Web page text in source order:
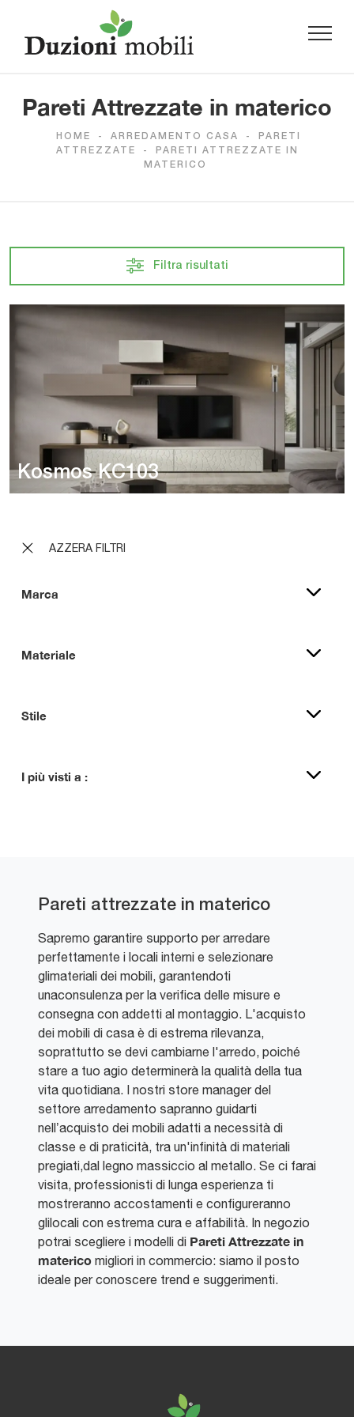
Pareti Attrezzate in materico
HOME - ARREDAMENTO CASA -
PARETI
ATTREZZATE
-
PARETI ATTREZZATE IN
MATERICO
AZZERA FILTRI
Marca
Materiale
Stile
I più visti a :
Filtra risultati
Kosmos KC103
Pareti attrezzate in materico
Sapremo garantire supporto per arredare
perfettamente i locali interni e selezionare
glimateriali dei mobili, garantendoti
unaconsulenza per la verifica delle misure e
consegna con addetti al montaggio. L'acquisto
dei mobili di casa è di estrema rilevanza,
soprattutto se devi cambiarne l'arredo, poiché
stare a tuo agio determinerà la qualità della tua
vita quotidiana. I nostri store manager del
settore arredamento sapranno guidarti
nell’acquisto dei mobili adatti a necessità di
classe e di praticità, tra un'infinità di materiali
pregiati,dal legno massiccio al metallo. Se ci farai
visita, professionisti di lunga esperienza ti
mostreranno accostamenti e configureranno
glilocali con estrema cura e affabilità. In negozio
potrai scegliere i modelli di Pareti Attrezzate in
materico migliori in commercio: siamo il posto
ideale per conoscere trend e suggerimenti.